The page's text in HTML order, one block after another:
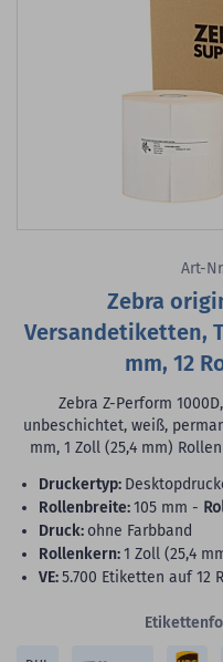
Art-
Zebra
Versandetiketten,
mm, 12
Zebra Z-Perform
unbeschichtet, weiß,
mm, 1 Zoll (25,4 mm)
Druckertyp:
Rollenbreite:105 mm -
Druck: ohne Farbband
Rollenkern:1 Zoll (25,4
VE:5.700 Etiketten auf 12